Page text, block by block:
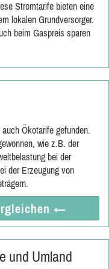
Stromtarife bieten eine
lokalen Grundversorger.
beim Gaspreis sparen
Ökotarife gefunden.
wie z.B. der
bei der
der Erzeugung von
←
und Umland